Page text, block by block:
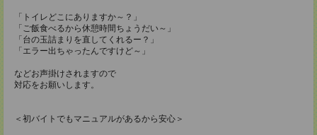
「トイレどこにありますか～？」
「ご飯食べるから休憩時間ちょうだい～」
「台の玉詰まりを直してくれるー？」
「エラー出ちゃったんですけど～」
などお声掛けされますので
対応をお願いします。
＜初バイトでもマニュアルがあるから安心＞